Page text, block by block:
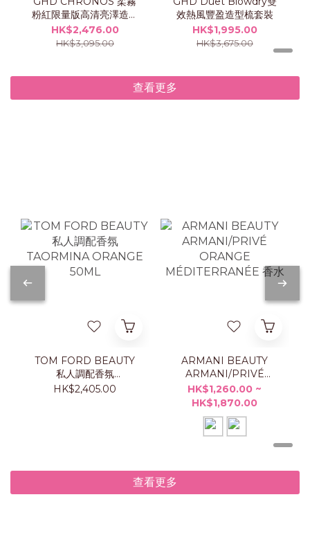
粉紅限量版高清亮澤造型
夾
HK$2,476.00
HK$3,095.00
效熱風豐盈造型梳套裝
HK$1,995.00
HK$3,675.00
查看更多
TOM FORD BEAUTY
私人調配香氛
TAORMINA ORANGE
HK$2,405.00
ARMANI BEAUTY
ARMANI/PRIVÉ
ORANGE
MÉDITERRANÉE 香水
HK$1,260.00 ~
HK$1,870.00
查看更多